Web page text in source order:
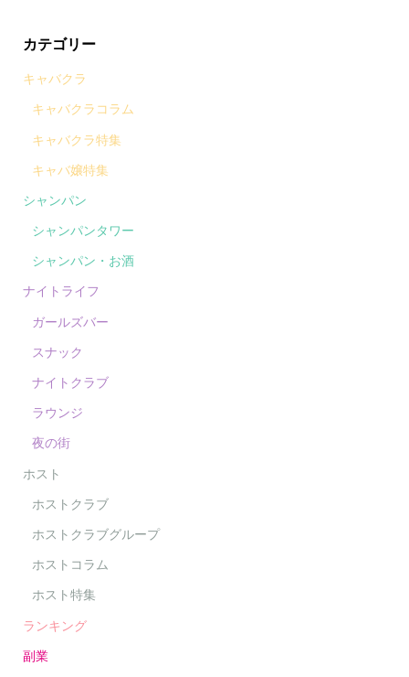
カテゴリー
キャバクラ
キャバクラコラム
キャバクラ特集
キャバ嬢特集
シャンパン
シャンパンタワー
シャンパン・お酒
ナイトライフ
ガールズバー
スナック
ナイトクラブ
ラウンジ
夜の街
ホスト
ホストクラブ
ホストクラブグループ
ホストコラム
ホスト特集
ランキング
副業